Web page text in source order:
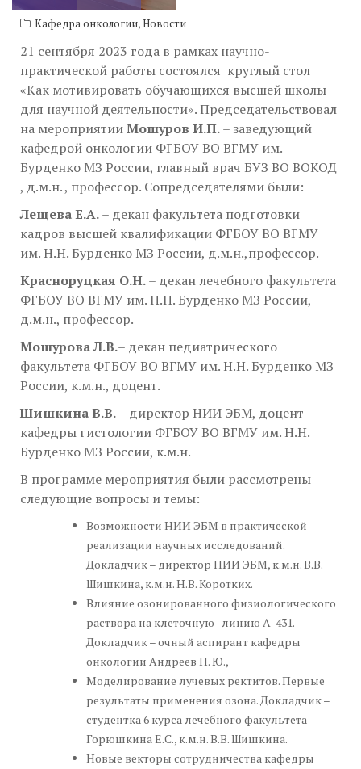
Кафедра онкологии,Новости
21 сентября 2023 года в рамках научно-
практической работы состоялся круглый стол
«Как мотивировать обучающихся высшей школы
для научной деятельности». Председательствовал
на мероприятииМошуров И.П.– заведующий
кафедрой онкологии ФГБОУ ВО ВГМУ им.
Бурденко МЗ России, главный врач БУЗ ВО ВОКОД
, д.м.н. , профессор. Сопредседателями были:
Лещева Е.А.– декан факультета подготовки
кадров высшей квалификации ФГБОУ ВО ВГМУ
им. Н.Н. Бурденко МЗ России, д.м.н.,профессор.
Красноруцкая О.Н.– декан лечебного факультета
ФГБОУ ВО ВГМУ им. Н.Н. Бурденко МЗ России,
д.м.н., профессор.
Мошурова Л.В.– декан педиатрического
факультета ФГБОУ ВО ВГМУ им. Н.Н. Бурденко МЗ
России, к.м.н., доцент.
Шишкина В.В.– директор НИИ ЭБМ, доцент
кафедры гистологии ФГБОУ ВО ВГМУ им. Н.Н.
Бурденко МЗ России, к.м.н.
В программе мероприятия были рассмотрены
следующие вопросы и темы:
Возможности НИИ ЭБМ в практической
реализации научных исследований.
Докладчик – директор НИИ ЭБМ, к.м.н. В.В.
Шишкина, к.м.н. Н.В. Коротких.
Влияние озонированного физиологического
раствора на клеточную линию А-431.
Докладчик – очный аспирант кафедры
онкологии Андреев П. Ю.,
Моделирование лучевых ректитов. Первые
результаты применения озона. Докладчик –
студентка 6 курса лечебного факультета
Горюшкина Е.С., к.м.н. В.В. Шишкина.
Новые векторы сотрудничества кафедры